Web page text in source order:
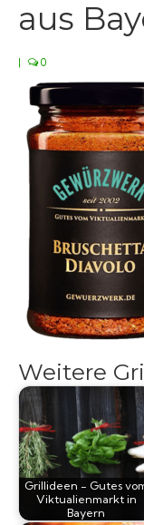
Grillbesteck &
Grillfleisch & Wurst
Grillgewürze
Grillsaucen
Bücher
aus
| 0
Weitere
Grillideen - Gutes
Viktualienmarkt in
Bayern